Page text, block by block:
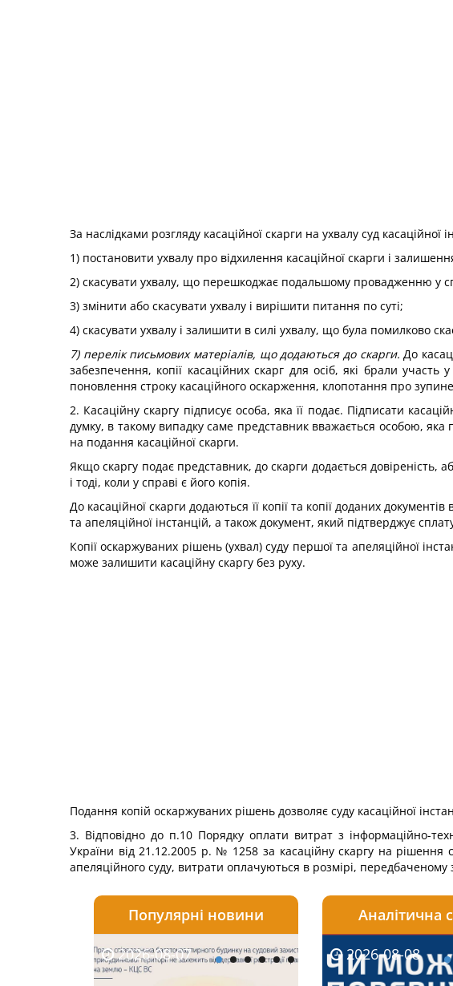
За наслідками розгляду касаційної скарги на ухвалу суд касаційної
1) постановити ухвалу про відхилення касаційної скарги і
2) скасувати ухвалу, що перешкоджає подальшому провадженню у
3) змінити або скасувати ухвалу і вирішити питання по суті;
4) скасувати ухвалу і залишити в силі ухвалу, що була помилково
7) перелік письмових матеріалів, що додаються до скарги. До
забезпечення, копії касаційних скарг для осіб, які брали участь
поновлення строку касаційного оскарження, клопотання про
2. Касаційну скаргу підписує особа, яка її подає. Підписати
думку, в такому випадку саме представник вважається особою, яка
на подання касаційної скарги.
Якщо скаргу подає представник, до скарги додається
і тоді, коли у справі є його копія.
До касаційної скарги додаються її копії та копії доданих
та апеляційної інстанцій, а також документ, який підтверджує
Копії оскаржуваних рішень (ухвал) суду першої та апеляційної
може залишити касаційну скаргу без руху.
Подання копій оскаржуваних рішень дозволяє суду касаційної
3. Відповідно до п.10 Порядку оплати витрат з інформаційно-
України від 21.12.2005 р. № 1258 за касаційну скаргу на рішення
апеляційного суду, витрати оплачуються в розмірі, передбаченому
Популярні новини
2026-08-07 2026-08-06
Аналітична
2026-08-03 2026-08-08
2026-08-05